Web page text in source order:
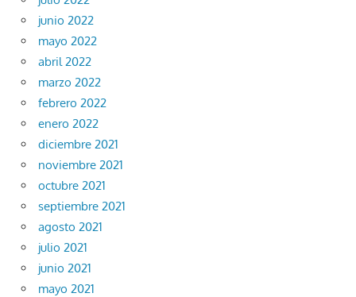
junio 2022
mayo 2022
abril 2022
marzo 2022
febrero 2022
enero 2022
diciembre 2021
noviembre 2021
octubre 2021
septiembre 2021
agosto 2021
julio 2021
junio 2021
mayo 2021